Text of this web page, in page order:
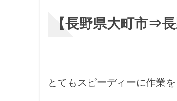
【長野県大町市⇒
とてもスピーディーに作業を